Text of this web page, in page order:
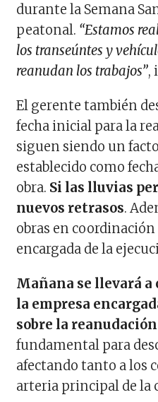
durante la Semana
peatonal. “Estamos
los transeúntes y
reanudan los trabajos”,
El gerente también
fecha inicial para la
siguen siendo un
establecido como
obra. Si las lluvias
nuevos retrasos.
obras en
encargada de la
Mañana se llevará
la empresa
sobre la
fundamental para
afectando tanto a los
arteria principal de la